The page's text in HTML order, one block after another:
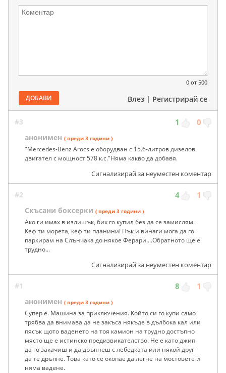
0 от 500
ДОБАВИ Влез | Регистрирай се
#3 1 0
анонимен ( преди 3 години )
"Mercedes-Benz Arocs е оборудван с 15.6-литров дизелов
двигател с мощност 578 к.с."Няма какво да добавя.
Сигнализирай за неуместен коментар
#2 4 1
Скъсани боксерки ( преди 3 години )
Ако ги имах в излишък, бих го купил без да се замислям.
Кеф ти морета, кеф ти планини! Пък и винаги мога да го
паркирам на Слънчака до някое Ферари....Обратното ще е
трудно...
Сигнализирай за неуместен коментар
#1 8 1
анонимен ( преди 3 години )
Супер е. Машина за приключения. Който си го купи само
трябва да внимава да не закъса някъде в дълбока кал или
пясък щото ваденето на тоя камион на трудно достъпно
място ще е истинско предизвикателство. Не e като джип
да го закачиш и да дръпнеш с лебедката или някой друг
да те дръпне. Tова като се окопае да легне на мостовете и
няма вадене.